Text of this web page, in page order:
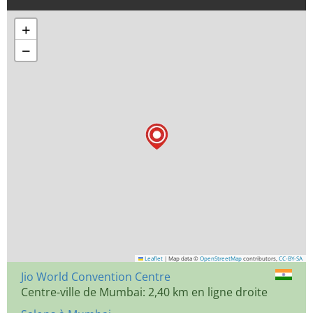
+
−
Leaflet | Map data © OpenStreetMap contributors, CC-BY-SA
Jio World Convention Centre
Centre-ville de Mumbai: 2,40 km en ligne droite